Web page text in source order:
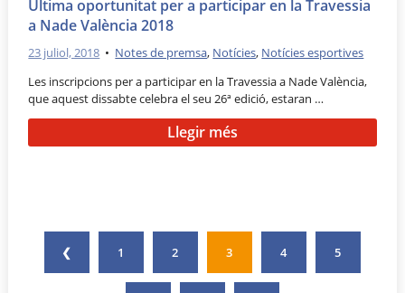
Última oportunitat per a participar en la Travessia
a Nade València 2018
23 juliol, 2018 • Notes de premsa, Notícies, Notícies esportives
Les inscripcions per a participar en la Travessia a Nade València,
que aquest dissabte celebra el seu 26ª edició, estaran …
Llegir més
❮ 1 2 3 4 5